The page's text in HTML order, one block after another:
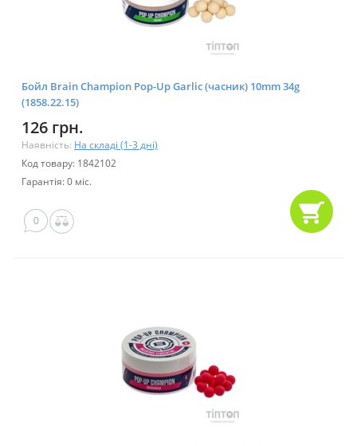
Бойл Brain Champion Pop-Up Garlic (часник) 10mm 34g
(1858.22.15)
126 грн.
Наявність: На складі (1-3 дні)
Код товару: 1842102
Гарантія: 0 міс.
0